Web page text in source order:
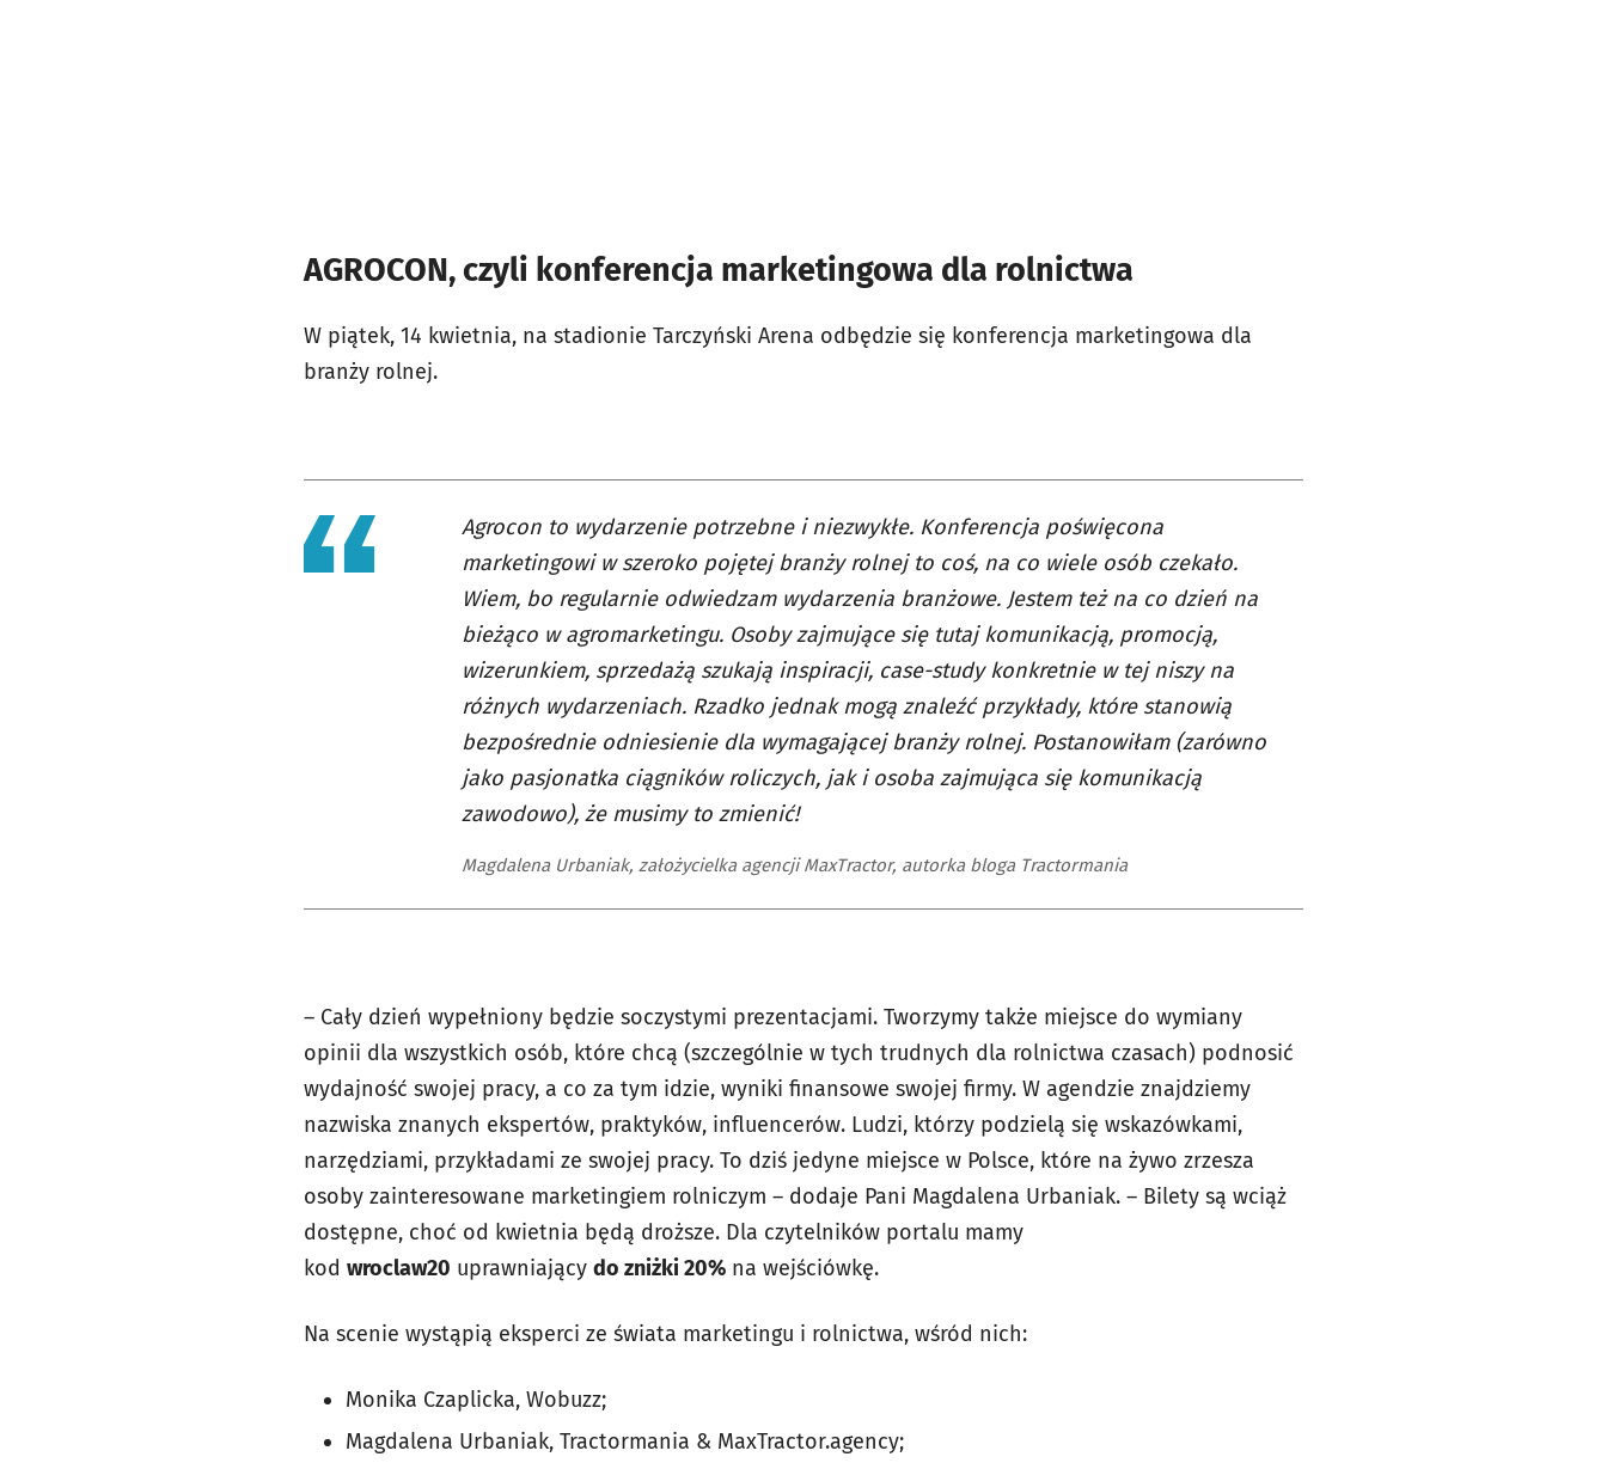
AGROCON, czyli konferencja marketingowa dla rolnictwa
W piątek, 14 kwietnia, na stadionie Tarczyński Arena odbędzie się konferencja marketingowa dla
branży rolnej.
Agrocon to wydarzenie potrzebne i niezwykłe. Konferencja poświęcona
marketingowi w szeroko pojętej branży rolnej to coś, na co wiele osób czekało.
Wiem, bo regularnie odwiedzam wydarzenia branżowe. Jestem też na co dzień na
bieżąco w agromarketingu. Osoby zajmujące się tutaj komunikacją, promocją,
wizerunkiem, sprzedażą szukają inspiracji, case-study konkretnie w tej niszy na
różnych wydarzeniach. Rzadko jednak mogą znaleźć przykłady, które stanowią
bezpośrednie odniesienie dla wymagającej branży rolnej. Postanowiłam (zarówno
jako pasjonatka ciągników roliczych, jak i osoba zajmująca się komunikacją
zawodowo), że musimy to zmienić!
Magdalena Urbaniak, założycielka agencji MaxTractor, autorka bloga Tractormania
– Cały dzień wypełniony będzie soczystymi prezentacjami. Tworzymy także miejsce do wymiany
opinii dla wszystkich osób, które chcą (szczególnie w tych trudnych dla rolnictwa czasach) podnosić
wydajność swojej pracy, a co za tym idzie, wyniki finansowe swojej firmy. W agendzie znajdziemy
nazwiska znanych ekspertów, praktyków, influencerów. Ludzi, którzy podzielą się wskazówkami,
narzędziami, przykładami ze swojej pracy. To dziś jedyne miejsce w Polsce, które na żywo zrzesza
osoby zainteresowane marketingiem rolniczym – dodaje Pani Magdalena Urbaniak. – Bilety są wciąż
dostępne, choć od kwietnia będą droższe. Dla czytelników portalu mamy
kod wroclaw20 uprawniający do zniżki 20% na wejściówkę.
Na scenie wystąpią eksperci ze świata marketingu i rolnictwa, wśród nich:
Monika Czaplicka, Wobuzz;
Magdalena Urbaniak, Tractormania & MaxTractor.agency;